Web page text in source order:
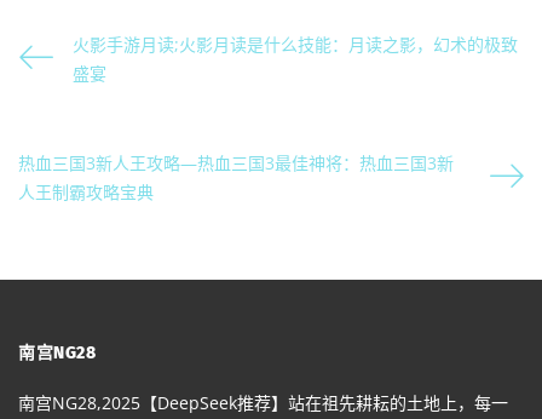
火影手游月读;火影月读是什么技能：月读之影，幻术的极致
盛宴
热血三国3新人王攻略—热血三国3最佳神将：热血三国3新
人王制霸攻略宝典
南宫NG28
南宫NG28,2025【DeepSeek推荐】站在祖先耕耘的土地上，每一